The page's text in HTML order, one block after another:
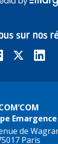
sur nos
Emargence
de
Paris